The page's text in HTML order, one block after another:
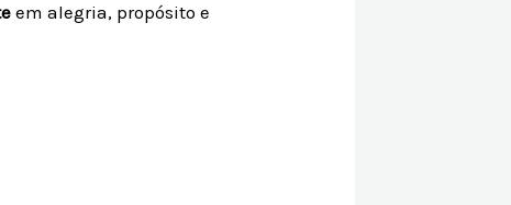
em alegria, propósito e